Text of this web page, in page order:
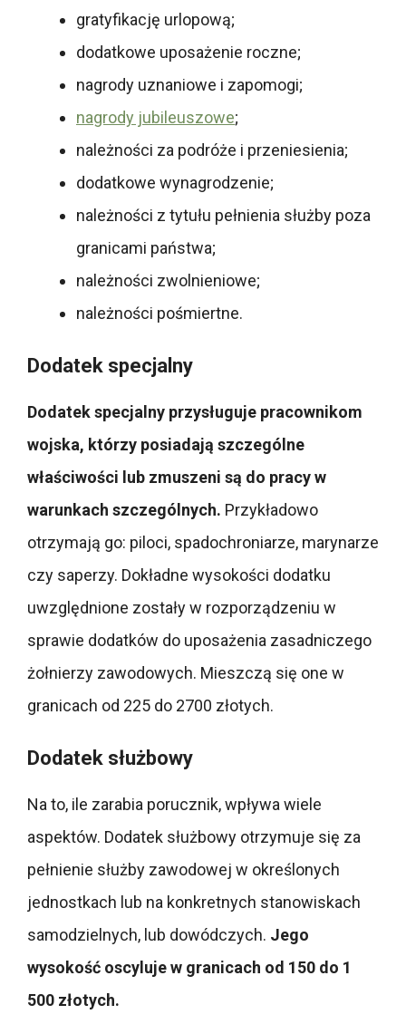
gratyfikację urlopową;
dodatkowe uposażenie roczne;
nagrody uznaniowe i zapomogi;
nagrody jubileuszowe;
należności za podróże i przeniesienia;
dodatkowe wynagrodzenie;
należności z tytułu pełnienia służby poza
granicami państwa;
należności zwolnieniowe;
należności pośmiertne.
Dodatek specjalny
Dodatek specjalny przysługuje pracownikom
wojska, którzy posiadają szczególne
właściwości lub zmuszeni są do pracy w
warunkach szczególnych. Przykładowo
otrzymają go: piloci, spadochroniarze, marynarze
czy saperzy. Dokładne wysokości dodatku
uwzględnione zostały w rozporządzeniu w
sprawie dodatków do uposażenia zasadniczego
żołnierzy zawodowych. Mieszczą się one w
granicach od 225 do 2700 złotych.
Dodatek służbowy
Na to, ile zarabia porucznik, wpływa wiele
aspektów. Dodatek służbowy otrzymuje się za
pełnienie służby zawodowej w określonych
jednostkach lub na konkretnych stanowiskach
samodzielnych, lub dowódczych. Jego
wysokość oscyluje w granicach od 150 do 1
500 złotych.